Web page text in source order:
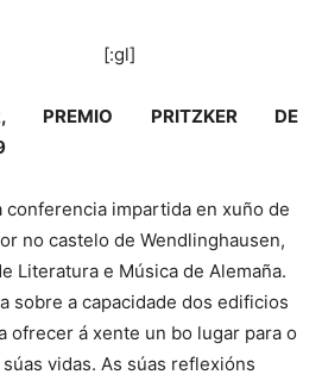
[:gl]
PREMIO PRITZKER DE
impartida en xuño de
no castelo de Wendlinghausen,
Literatura e Música de Alemaña.
sobre a capacidade dos edificios
ofrecer á xente un bo lugar para o
vidas. As súas reflexións